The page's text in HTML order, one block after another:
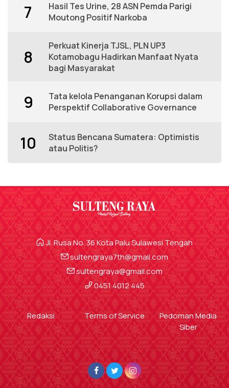
7
Hasil Tes Urine, 28 ASN Pemda Parigi
Moutong Positif Narkoba
8
Perkuat Kinerja TJSL, PLN UP3
Kotamobagu Hadirkan Manfaat Nyata
bagi Masyarakat
9
Tata kelola Penanganan Korupsi dalam
Perspektif Collaborative Governance
10
Status Bencana Sumatera: Optimistis
atau Politis?
Jl. Rusa No. 36 Kota Palu Sulawesi Tengah
sultengraya7th@gmail.com
sultengraya@gmail.com
0451 4012 445
Redaksi Terms of Service
Pedoman Media
Siber